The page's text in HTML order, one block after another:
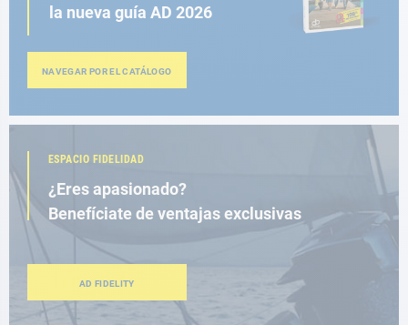
la nueva guía AD 2026
NAVEGAR POR EL CATÁLOGO
ESPACIO FIDELIDAD
¿Eres apasionado?
Benefíciate de ventajas exclusivas
AD FIDELITY